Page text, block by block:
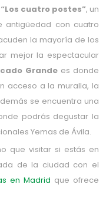
“Los cuatro postes”, un
antigüedad con cuatro
la mayoría de los
mejor la espectacular
Grande es donde
acceso a la muralla, la
se encuentra una
podrás degustar la
Yemas de Ávila.
que visitar si estás en
de la ciudad con el
en Madrid que ofrece